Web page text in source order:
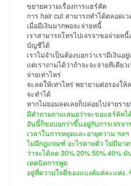
ขยายความเรื่องการแฮร์คัต
การ hair cut สามารถทำได้ตลอดเ
เมื่อมีเงินมากพอจะจ่ายหนี้
เราสามารถโทรไปเจรจาขอจ่ายห
บัญชีได้
เราไม่จำเป็นต้องบอกว่าเรามีเงินอยู่
แต่เราถามได้ว่าถ้าจะจะจ่ายทีเดีย
จ่ายเท่าไหร่
จะลดให้เท่าไหร่ พยายามต่อรองใ
จะทำได้
หากไม่ยอมลดเลยก็ปล่อยไปจ่ายรา
มีคำถามถามเสมอว่าจะขอแฮร์คัทไ
อันนี้ก็ขอบอกว่าขึ้นอยู่กับการเจรจ
เวลาในการหยุดและอายุความ ฯลฯ
ไม่มีกฎเกณฑ์ อะไรตายตัว ไม่มีมา
ว่าจะได้ลด 30% 20% 50% 40%
เทคนิคการพูด
อยู่ที่ความใจดีของแบงค์แต่ละแห่ง..